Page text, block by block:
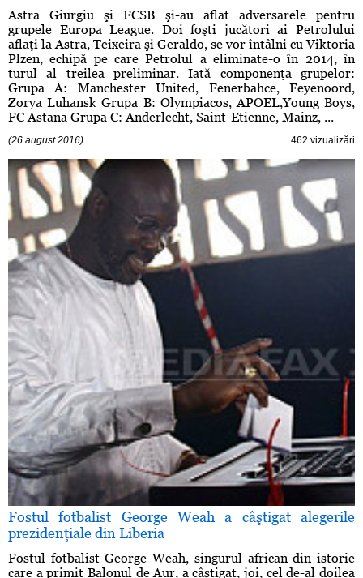
Astra Giurgiu şi FCSB şi-au aflat adversarele pentru
grupele Europa League. Doi foşti jucători ai Petrolului
aflaţi la Astra, Teixeira şi Geraldo, se vor întâlni cu Viktoria
Plzen, echipă pe care Petrolul a eliminate-o în 2014, în
turul al treilea preliminar. Iată componenţa grupelor:
Grupa A: Manchester United, Fenerbahce, Feyenoord,
Zorya Luhansk Grupa B: Olympiacos, APOEL,Young Boys,
FC Astana Grupa C: Anderlecht, Saint-Etienne, Mainz, ...
(26 august 2016) 462 vizualizări
Fostul fotbalist George Weah a câştigat alegerile
prezidenţiale din Liberia
Fostul fotbalist George Weah, singurul african din istorie
care a primit Balonul de Aur, a câştigat, joi, cel de-al doilea